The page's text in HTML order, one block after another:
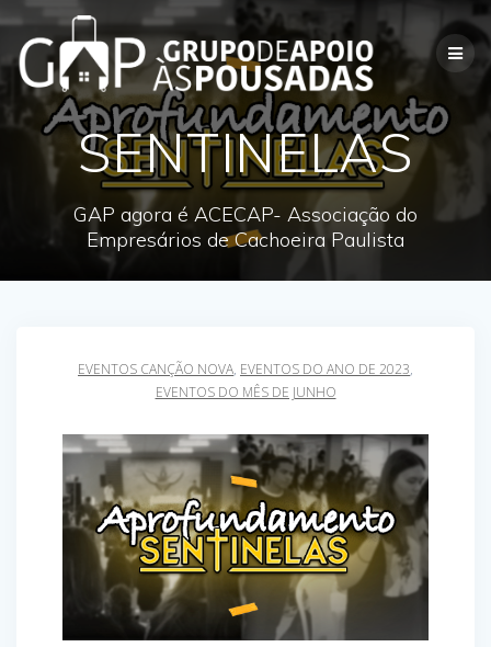
Skip
content
SENTINELAS
GAP agora é ACECAP- Associação do
Empresários de Cachoeira Paulista
EVENTOS CANÇÃO NOVA, EVENTOS DO ANO DE 2023,
EVENTOS DO MÊS DE JUNHO